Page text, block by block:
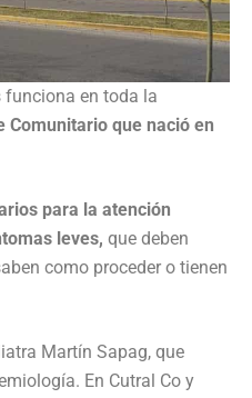
funciona en toda la
Comunitario que nació en
para la atención
leves, que deben
como proceder o tienen
Martín Sapag, que
En Cutral Co y